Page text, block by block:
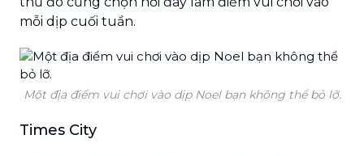
mỗi dịp cuối tuần.
Một địa điểm vui chơi vào dịp Noel bạn không thể bỏ lỡ.
Times City